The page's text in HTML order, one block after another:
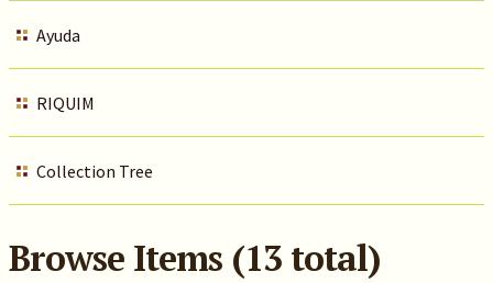
Ayuda
RIQUIM
Collection Tree
Browse Items (13 total)